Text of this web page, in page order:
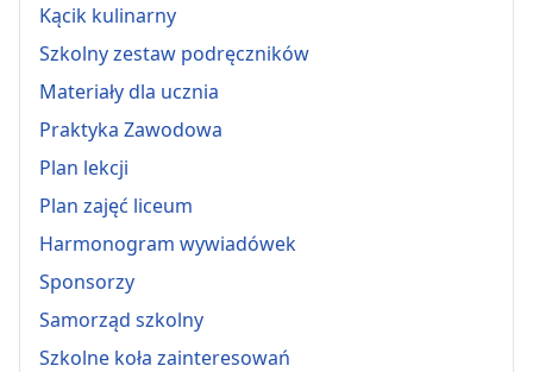
Kącik kulinarny
Szkolny zestaw podręczników
Materiały dla ucznia
Praktyka Zawodowa
Plan lekcji
Plan zajęć liceum
Harmonogram wywiadówek
Sponsorzy
Samorząd szkolny
Szkolne koła zainteresowań